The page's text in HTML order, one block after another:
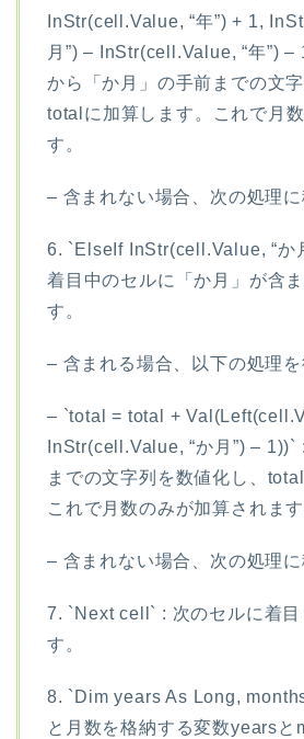
InStr(cell.Value, “年”) + 1,
月”) – InStr(cell.Value, “年”) –
から「か月」の手前までの文字
totalに加算します。これで月
す。
– 含まれない場合、次の処理に
6. `ElseIf InStr(cell.Value, “か
着目中のセルに「か月」が含
す。
– 含まれる場合、以下の処理を
– `total = total +
InStr(cell.Value, “か月”) – 1))`
までの文字列を数値化し、
これで月数のみが加算されます
– 含まれない場合、次の処理に
7. `Next cell` : 次のセルに着目
す。
8. `Dim years As Long,
と月数を格納する変数yearsと